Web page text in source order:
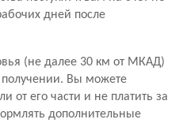
дней после
(не далее 30 км от МКАД)
Вы можете
от его части и не платить за
дополнительные